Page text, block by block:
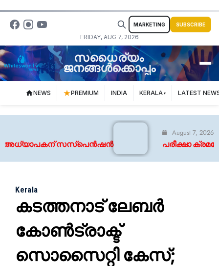
FRIDAY, AUG 7, 2026
MARKETING SUBSCRIBE
സധൈര്യം
ജനങ്ങൾക്കൊപ്പം
NEWS PREMIUM INDIA KERALA LATEST
അധ്യാപകന് സസ്‌പെൻഷൻ
August 7, 2026
പരീക്ഷാ
Kerala
കടത്തനാട് ലേബർ
കോൺട്രാക്ട്
സൊസൈറ്റി കേസ്;